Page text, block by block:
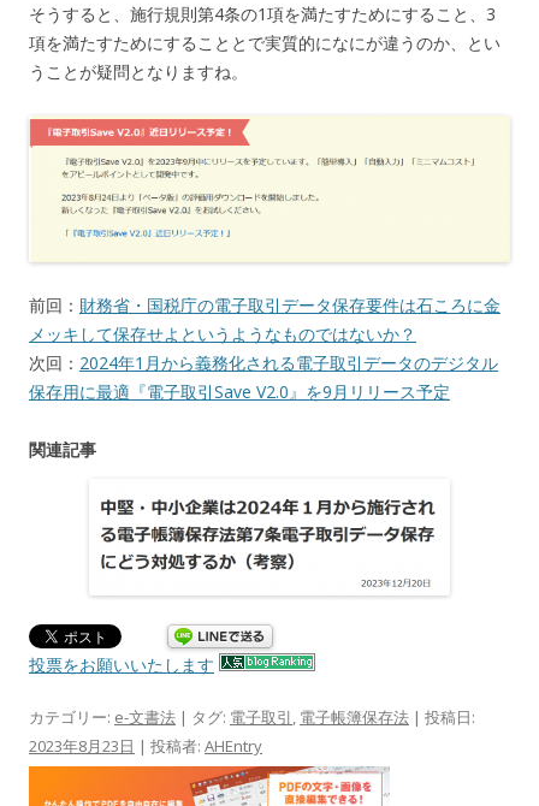
そうすると、施行規則第4条の1項を満たすためにすること、3
項を満たすためにすることとで実質的になにが違うのか、とい
うことが疑問となりますね。
前回： 財務省・国税庁の電子取引データ保存要件は石ころに金
メッキして保存せよというようなものではないか？
次回： 2024年1月から義務化される電子取引データのデジタル
保存用に最適『電子取引Save V2.0』を9月リリース予定
関連記事
投票をお願いいたします
カテゴリー: e-文書法 | タグ: 電子取引, 電子帳簿保存法 | 投稿日:
2023年8月23日 | 投稿者: AHEntry